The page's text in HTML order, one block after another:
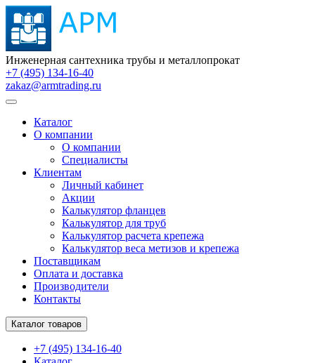
Инженерная сантехника трубы и металлопрокат
+7 (495) 134-16-40
zakaz@armtrading.ru
Каталог
О компании
О компании
Специалисты
Клиентам
Личный кабинет
Акции
Калькулятор фланцев
Калькулятор для труб
Калькулятор расчета крепежа
Калькулятор веса метизов и крепежа
Поставщикам
Оплата и доставка
Производители
Контакты
Каталог товаров
+7 (495) 134-16-40